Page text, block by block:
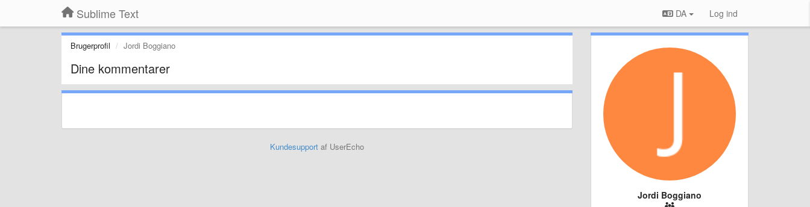
Sublime Text DA Log ind
Brugerprofil Jordi Boggiano
Dine kommentarer
Kundesupportaf UserEcho
Jordi Boggiano